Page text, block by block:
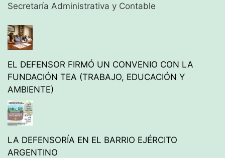
Secretaría Administrativa y Contable
EL DEFENSOR FIRMÓ UN CONVENIO CON LA
FUNDACIÓN TEA (TRABAJO, EDUCACIÓN Y
AMBIENTE)
LA DEFENSORÍA EN EL BARRIO EJÉRCITO
ARGENTINO